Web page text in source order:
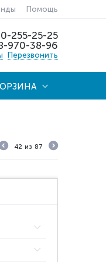
Помощь
255-25-25
970-38-96
Перезвонить
42 из 87